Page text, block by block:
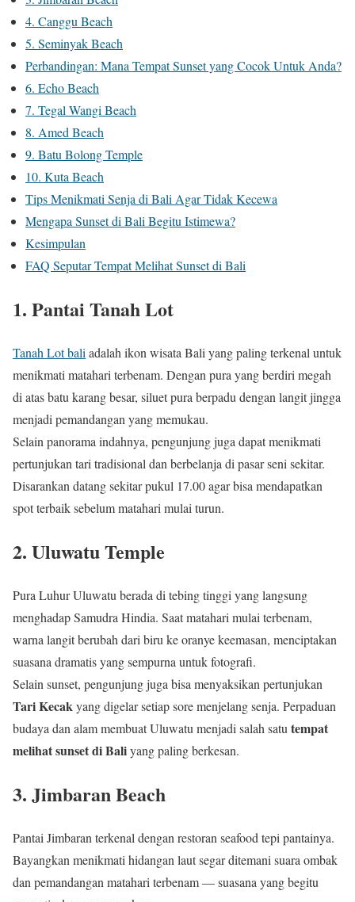
4. Canggu Beach
5. Seminyak Beach
Perbandingan: Mana Tempat Sunset yang Cocok Untuk Anda?
6. Echo Beach
7. Tegal Wangi Beach
8. Amed Beach
9. Batu Bolong Temple
10. Kuta Beach
Tips Menikmati Senja di Bali Agar Tidak Kecewa
Mengapa Sunset di Bali Begitu Istimewa?
Kesimpulan
FAQ Seputar Tempat Melihat Sunset di Bali
1. Pantai Tanah Lot
Tanah Lot bali adalah ikon wisata Bali yang paling terkenal untuk
menikmati matahari terbenam. Dengan pura yang berdiri megah
di atas batu karang besar, siluet pura berpadu dengan langit jingga
menjadi pemandangan yang memukau.
Selain panorama indahnya, pengunjung juga dapat menikmati
pertunjukan tari tradisional dan berbelanja di pasar seni sekitar.
Disarankan datang sekitar pukul 17.00 agar bisa mendapatkan
spot terbaik sebelum matahari mulai turun.
2. Uluwatu Temple
Pura Luhur Uluwatu berada di tebing tinggi yang langsung
menghadap Samudra Hindia. Saat matahari mulai terbenam,
warna langit berubah dari biru ke oranye keemasan, menciptakan
suasana dramatis yang sempurna untuk fotografi.
Selain sunset, pengunjung juga bisa menyaksikan pertunjukan
Tari Kecakyang digelar setiap sore menjelang senja. Perpaduan
budaya dan alam membuat Uluwatu menjadi salah satu tempat
melihat sunset di Baliyang paling berkesan.
3. Jimbaran Beach
Pantai Jimbaran terkenal dengan restoran seafood tepi pantainya.
Bayangkan menikmati hidangan laut segar ditemani suara ombak
dan pemandangan matahari terbenam — suasana yang begitu